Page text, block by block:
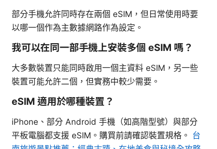
部分手機允許同時存在兩個 eSIM，但日常使用時要
以哪一個作為主數據網路作為設定。
我可以在同一部手機上安裝多個 eSIM 嗎？
大多數裝置只能同時啟用一個主資料 eSIM，另一些
裝置可能允許二個，但實務中較少需要。
eSIM 適用於哪種裝置？
iPhone、部分 Android 手機（如高階型號）與部分
平板電腦都支援 eSIM。購買前請確認裝置規格。 台